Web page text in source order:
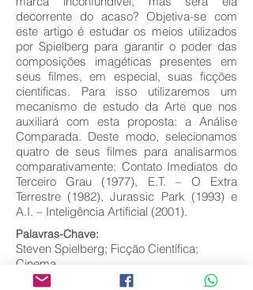
decorrente do acaso? Objetiva-se com
este artigo é estudar os meios utilizados
por Spielberg para garantir o poder das
composições imagéticas presentes em
seus filmes, em especial, suas ficções
cientificas. Para isso utilizaremos um
mecanismo de estudo da Arte que nos
auxiliará com esta proposta: a Análise
Comparada. Deste modo, selecionamos
quatro de seus filmes para analisarmos
comparativamente: Contato Imediatos do
Terceiro Grau (1977), E.T. – O Extra
Terrestre (1982), Jurassic Park (1993) e
A.I. – Inteligência Artificial (2001).
Palavras-Chave:
Steven Spielberg; Ficção Científica;
Cinema.